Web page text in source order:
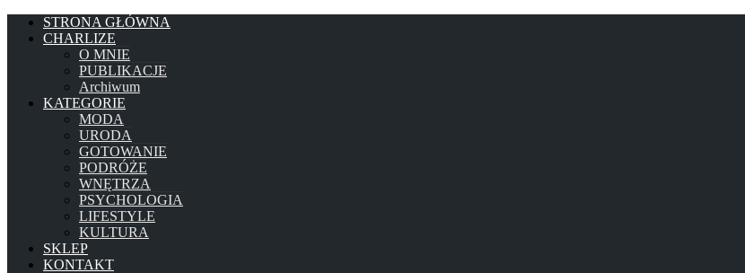
STRONA GŁÓWNA
CHARLIZE
O MNIE
PUBLIKACJE
Archiwum
KATEGORIE
MODA
URODA
GOTOWANIE
PODRÓŻE
WNĘTRZA
PSYCHOLOGIA
LIFESTYLE
KULTURA
SKLEP
KONTAKT